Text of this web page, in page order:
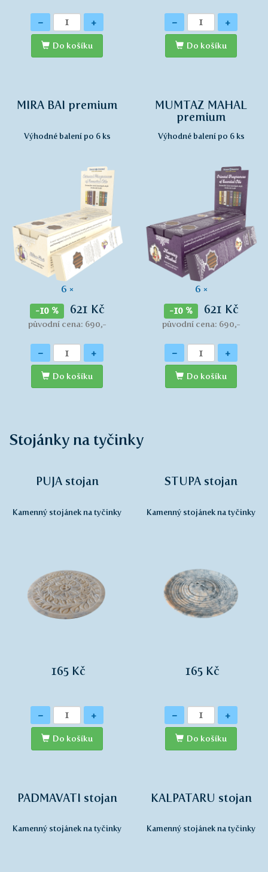
Množství
- +
Do košíku
Množství
- +
Do košíku
MIRA BAI premium
Výhodné balení po 6 ks
6 ×
-10 % 621 Kč
původní cena: 690,-
Množství
- +
Do košíku
MUMTAZ MAHAL
premium
Výhodné balení po 6 ks
6 ×
-10 % 621 Kč
původní cena: 690,-
Množství
- +
Do košíku
Stojánky na tyčinky
PUJA stojan
Kamenný stojánek na tyčinky
165 Kč
Množství
- +
Do košíku
STUPA stojan
Kamenný stojánek na tyčinky
165 Kč
Množství
- +
Do košíku
PADMAVATI stojan
Kamenný stojánek na tyčinky
KALPATARU stojan
Kamenný stojánek na tyčinky